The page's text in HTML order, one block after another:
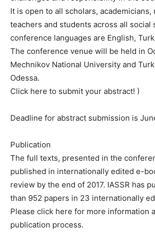
It is open to all scholars, academicians,
teachers and students across all social
conference languages are English,
The conference venue will be held in
Mechnikov National University and
Odessa.
Click here to submit your abstract! )
Deadline for abstract submission is
Publication
The full texts, presented in the
published in internationally edited e-
review by the end of 2017. IASSR has
than 952 papers in 23 internationally
Please click here for more information
publication process.